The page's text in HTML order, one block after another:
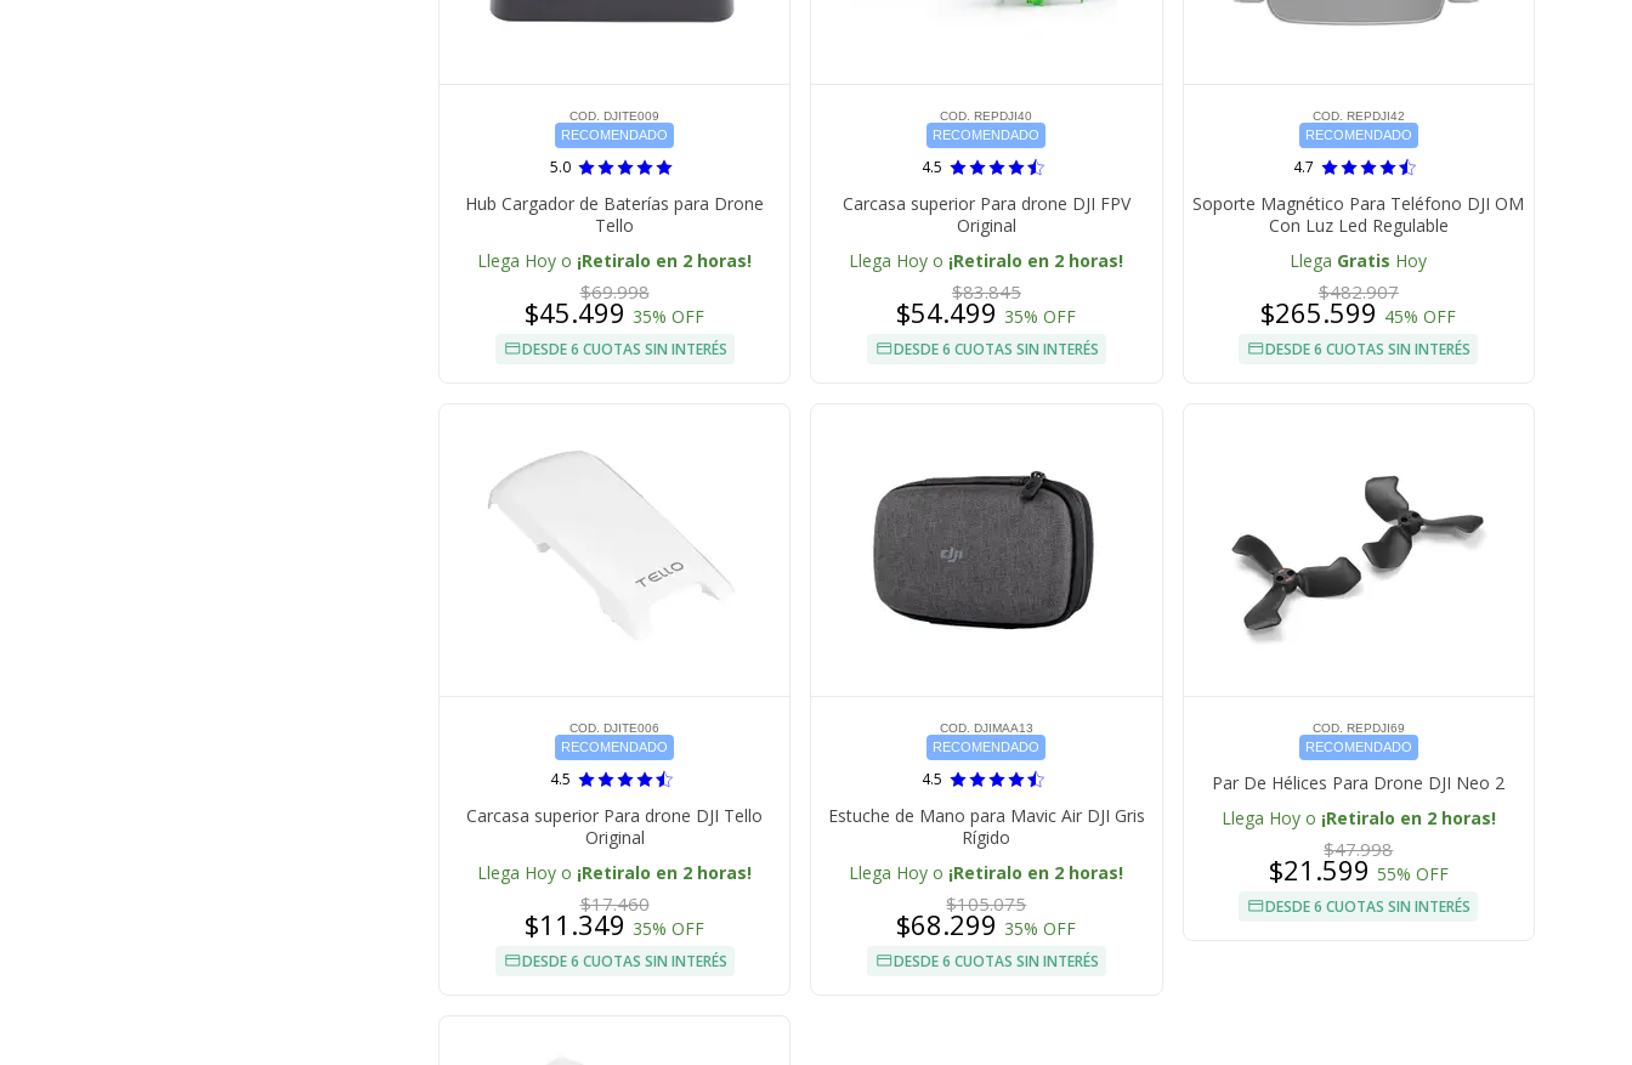
COD. DJITE009
RECOMENDADO
5.0
Hub Cargador de Baterías para Drone
Tello
Llega Hoy o ¡Retiralo en 2 horas!
$69.998
$45.499 35% OFF
DESDE 6 CUOTAS SIN INTERÉS
COD. REPDJI40
RECOMENDADO
4.5
Carcasa superior Para drone DJI FPV
Original
Llega Hoy o ¡Retiralo en 2 horas!
$83.845
$54.499 35% OFF
DESDE 6 CUOTAS SIN INTERÉS
COD. REPDJI42
RECOMENDADO
4.7
Soporte Magnético Para Teléfono DJI OM
Con Luz Led Regulable
Llega Gratis Hoy
$482.907
$265.599 45% OFF
DESDE 6 CUOTAS SIN INTERÉS
COD. DJITE006
RECOMENDADO
4.5
Carcasa superior Para drone DJI Tello
Original
Llega Hoy o ¡Retiralo en 2 horas!
$17.460
$11.349 35% OFF
DESDE 6 CUOTAS SIN INTERÉS
COD. DJIMAA13
RECOMENDADO
4.5
Estuche de Mano para Mavic Air DJI Gris
Rígido
Llega Hoy o ¡Retiralo en 2 horas!
$105.075
$68.299 35% OFF
DESDE 6 CUOTAS SIN INTERÉS
COD. REPDJI69
RECOMENDADO
Par De Hélices Para Drone DJI Neo 2
Llega Hoy o ¡Retiralo en 2 horas!
$47.998
$21.599 55% OFF
DESDE 6 CUOTAS SIN INTERÉS